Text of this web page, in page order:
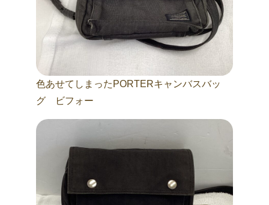
色あせてしまったPORTERキャンバスバッ
グ ビフォー